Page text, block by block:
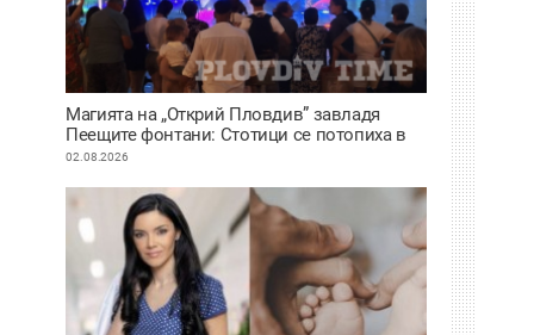
Магията на „Открий Пловдив” завладя
Пеещите фонтани: Стотици се потопиха в
историята на града под тепетата
02.08.2026